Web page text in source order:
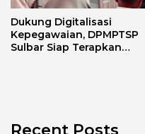
Dukung Digitalisasi
Kepegawaian, DPMPTSP
Sulbar Siap Terapkan
Recent Posts